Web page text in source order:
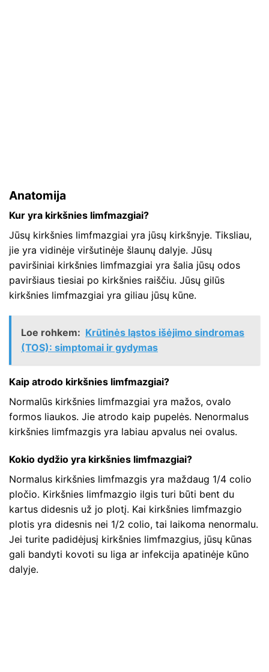
Anatomija
Kur yra kirkšnies limfmazgiai?
Jūsų kirkšnies limfmazgiai yra jūsų kirkšnyje. Tiksliau,
jie yra vidinėje viršutinėje šlaunų dalyje. Jūsų
paviršiniai kirkšnies limfmazgiai yra šalia jūsų odos
paviršiaus tiesiai po kirkšnies raiščiu. Jūsų gilūs
kirkšnies limfmazgiai yra giliau jūsų kūne.
Loe rohkem: Krūtinės ląstos išėjimo sindromas
(TOS): simptomai ir gydymas
Kaip atrodo kirkšnies limfmazgiai?
Normalūs kirkšnies limfmazgiai yra mažos, ovalo
formos liaukos. Jie atrodo kaip pupelės. Nenormalus
kirkšnies limfmazgis yra labiau apvalus nei ovalus.
Kokio dydžio yra kirkšnies limfmazgiai?
Normalus kirkšnies limfmazgis yra maždaug 1/4 colio
pločio. Kirkšnies limfmazgio ilgis turi būti bent du
kartus didesnis už jo plotį. Kai kirkšnies limfmazgio
plotis yra didesnis nei 1/2 colio, tai laikoma nenormalu.
Jei turite padidėjusį kirkšnies limfmazgius, jūsų kūnas
gali bandyti kovoti su liga ar infekcija apatinėje kūno
dalyje.